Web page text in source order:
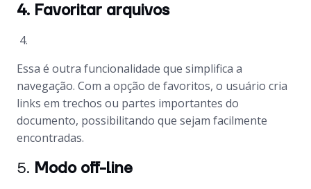
4. Favoritar arquivos
Essa é outra funcionalidade que simplifica a
navegação. Com a opção de favoritos, o usuário cria
links em trechos ou partes importantes do
documento, possibilitando que sejam facilmente
encontradas.
5. Modo off-line